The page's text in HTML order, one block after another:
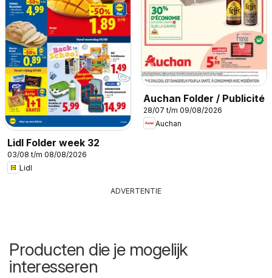
Lidl Folder week 32
03/08 t/m 08/08/2026
Lidl
Auchan Folder / Publicité
28/07 t/m 09/08/2026
Auchan
ADVERTENTIE
Producten die je mogelijk
interesseren